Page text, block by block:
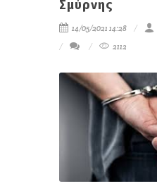
Σμύρνης
14/05/2021 14:28
2112